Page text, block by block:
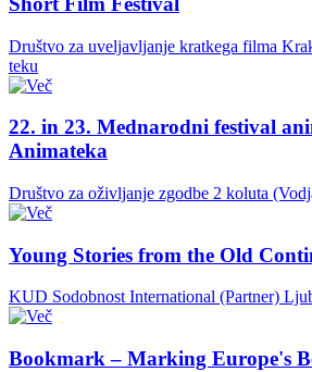
Društvo za uveljavljanje kratkega filma
teku
22. in 23. Mednarodni festival
Animateka
Društvo za oživljanje zgodbe 2 koluta
Young Stories from the Old
KUD Sodobnost International (Partner)
Bookmark – Marking Europe's